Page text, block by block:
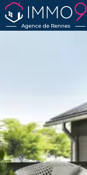
Agence de Rennes